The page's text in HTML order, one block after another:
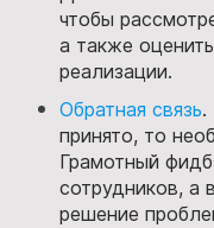
чтобы
а также
реализации.
Обратная связь.
принято, то
Грамотный
сотрудников, а
решение